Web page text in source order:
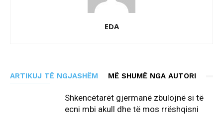
EDA
ARTIKUJ TË NGJASHËM MË SHUMË NGA AUTORI
Shkencëtarët gjermanë zbulojnë si të
ecni mbi akull dhe të mos rrëshqisni